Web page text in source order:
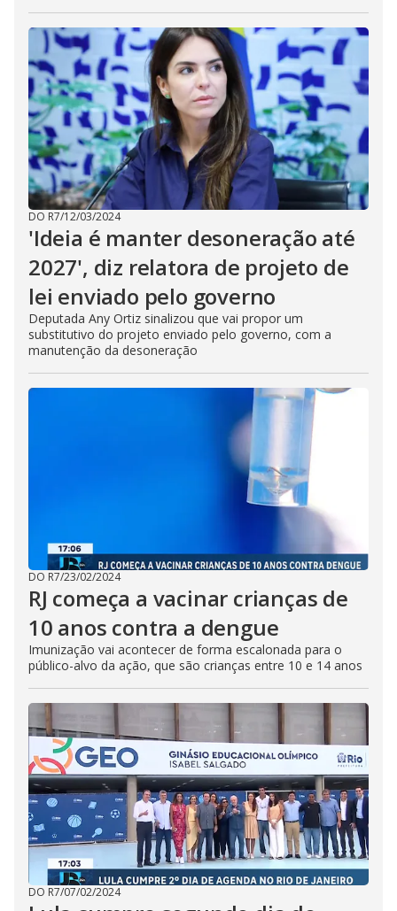
DO R7/12/03/2024
'Ideia é manter desoneração até
2027', diz relatora de projeto de
lei enviado pelo governo
Deputada Any Ortiz sinalizou que vai propor um
substitutivo do projeto enviado pelo governo, com a
manutenção da desoneração
DO R7/23/02/2024
RJ começa a vacinar crianças de
10 anos contra a dengue
Imunização vai acontecer de forma escalonada para o
público-alvo da ação, que são crianças entre 10 e 14 anos
DO R7/07/02/2024